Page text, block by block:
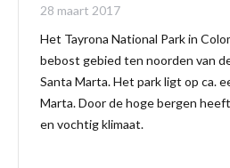
28 maart 2017
Het Tayrona National Park in
bebost gebied ten noorden van
Santa Marta. Het park ligt op ca.
Marta. Door de hoge bergen
en vochtig klimaat.